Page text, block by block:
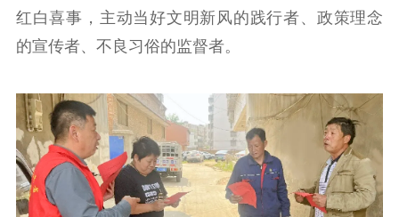
红白喜事，主动当好文明新风的践行者、政策理念
的宣传者、不良习俗的监督者。